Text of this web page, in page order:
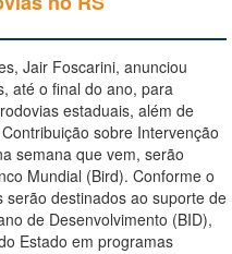
Jair Foscarini, anunciou
até o final do ano, para
estaduais, além de
sobre Intervenção
semana que vem, serão
Mundial (Bird). Conforme o
destinados ao suporte de
de Desenvolvimento (BID),
Estado em programas